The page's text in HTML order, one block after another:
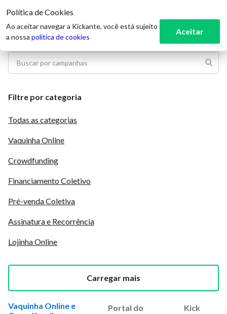
Vaquinha Online e
Portal do
Kick
Filtre por categoria
Todas as categorias
Vaquinha Online
Crowdfunding
Financiamento Coletivo
Pré-venda Coletiva
Assinatura e Recorrência
Lojinha Online
Carregar mais
Política de Cookies
Ao aceitar navegar a Kickante, você está sujeito
a nossa política de cookies
Aceitar